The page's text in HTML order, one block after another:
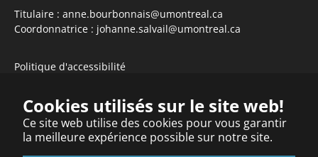
Cookies utilisés sur le site web!
Ce site web utilise des cookies pour vous garantir
la meilleure expérience possible sur notre site.
Titulaire : anne.bourbonnais@umontreal.ca
Coordonnatrice : johanne.salvail@umontreal.ca
Politique d'accessibilité